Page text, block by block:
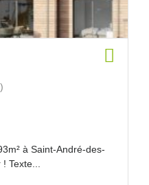
à Saint-André-des-
Texte...